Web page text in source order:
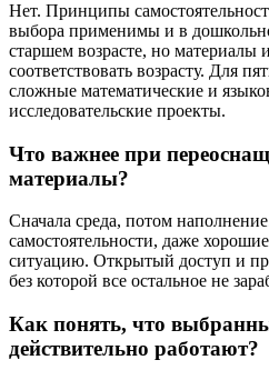
Нет. Принципы
выбора применимы и в
старшем возрасте, но
соответствовать возрасту. Для
сложные математические и
исследовательские проекты.
Что важнее при
материалы?
Сначала среда, потом
самостоятельности, даже
ситуацию. Открытый доступ и
без которой все остальное не
Как понять, что
действительно работают?